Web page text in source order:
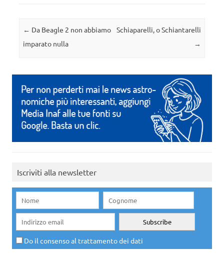
Navigazione articolo
← Da Beagle 2 non abbiamo
imparato nulla
Schiaparelli, o Schiantarelli
→
Iscriviti alla newsletter
Do il consenso al trattamento dei dati